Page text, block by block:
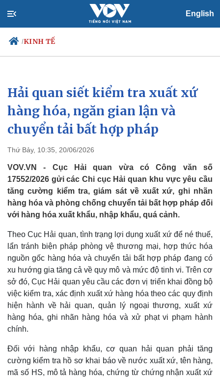
English
/KINH TẾ
Chính trị
Đảng
Tổ chức nhân sự
Quốc hội
Nhận diện sự thật
Xã hội
Tin 24h
Dự báo thời tiết
Giáo dục
Dấu ấn VOV
Hải quan siết kiểm tra xuất xứ
hàng hóa, ngăn gian lận và
chuyển tải bất hợp pháp
Thứ Bảy, 10:35, 20/06/2026
VOV.VN - Cục Hải quan vừa có Công văn số
17552/2026 gửi các Chi cục Hải quan khu vực yêu cầu
tăng cường kiểm tra, giám sát về xuất xứ, ghi nhãn
hàng hóa và phòng chống chuyển tải bất hợp pháp đối
với hàng hóa xuất khẩu, nhập khẩu, quá cảnh.
Theo Cục Hải quan, tình trạng lợi dụng xuất xứ để né thuế,
lẩn tránh biện pháp phòng vệ thương mại, hợp thức hóa
nguồn gốc hàng hóa và chuyển tải bất hợp pháp đang có
xu hướng gia tăng cả về quy mô và mức độ tinh vi. Trên cơ
sở đó, Cục Hải quan yêu cầu các đơn vị triển khai đồng bộ
việc kiểm tra, xác định xuất xứ hàng hóa theo các quy định
hiện hành về hải quan, quản lý ngoại thương, xuất xứ
hàng hóa, ghi nhãn hàng hóa và xử phạt vi phạm hành
chính.
Đối với hàng nhập khẩu, cơ quan hải quan phải tăng
cường kiểm tra hồ sơ khai báo về nước xuất xứ, tên hàng,
mã số HS, mô tả hàng hóa, chứng từ chứng nhận xuất xứ